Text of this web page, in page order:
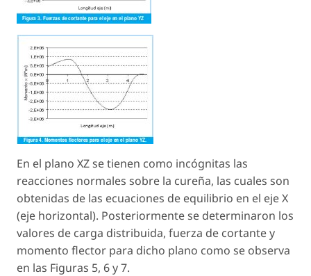
En el plano XZ se tienen como incógnitas las
reacciones normales sobre la cureña, las cuales son
obtenidas de las ecuaciones de equilibrio en el eje X
(eje horizontal). Posteriormente se determinaron los
valores de carga distribuida, fuerza de cortante y
momento flector para dicho plano como se observa
en las Figuras 5, 6 y 7.